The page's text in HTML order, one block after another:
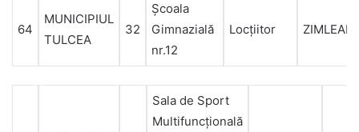
64
MUNICIPIUL
TULCEA
32
Şcoala
Gimnazială
nr.12
Locțiitor
Sala de Sport
Multifuncţională